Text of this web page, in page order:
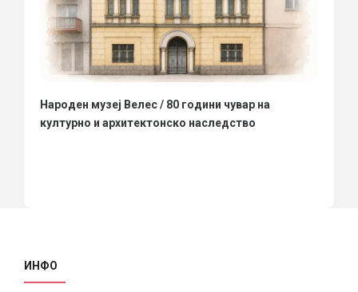
Народен музеј Велес / 80 години чувар на
културно и архитектонско наследство
ИНФО